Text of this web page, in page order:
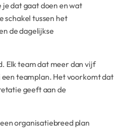
dat gaat doen en wat
schakel tussen het
de dagelijkse
Elk team dat meer dan vijf
teamplan. Het voorkomt dat
geeft aan de
organisatiebreed plan